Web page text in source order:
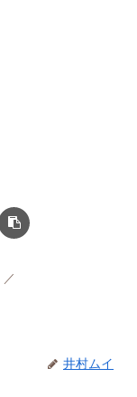
井村ムイ